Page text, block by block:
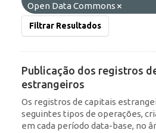
Open Data Commons
Filtrar Resultados
Publicação dos registros
estrangeiros
Os registros de capitais
seguintes tipos de operações,
em cada período data-base, no